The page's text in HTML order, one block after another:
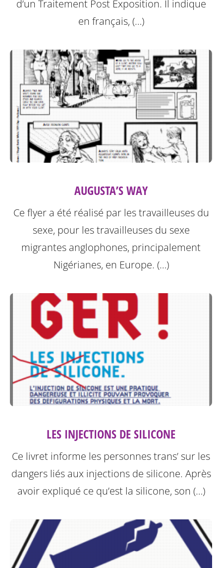
d’un Traitement Post Exposition. Il indique
en français, (…)
AUGUSTA’S WAY
Ce flyer a été réalisé par les travailleuses du
sexe, pour les travailleuses du sexe
migrantes anglophones, principalement
Nigérianes, en Europe. (…)
LES INJECTIONS DE SILICONE
Ce livret informe les personnes trans’ sur les
dangers liés aux injections de silicone. Après
avoir expliqué ce qu’est la silicone, son (…)